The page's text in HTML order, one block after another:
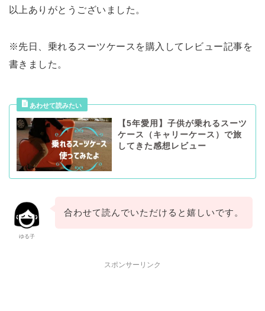
以上ありがとうございました。
※先日、乗れるスーツケースを購入してレビュー記事を
書きました。
【5年愛用】子供が乗れるスーツ
ケース（キャリーケース）で旅
してきた感想レビュー
ゆる子
合わせて読んでいただけると嬉しいです。
スポンサーリンク